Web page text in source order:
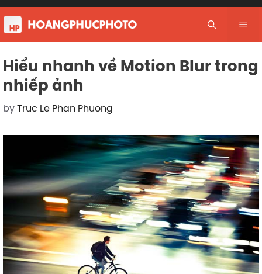
Skip
to
content
Hiểu nhanh về Motion Blur trong
nhiếp ảnh
byTruc Le Phan Phuong